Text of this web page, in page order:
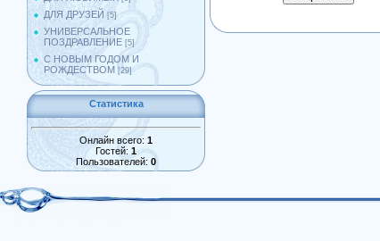
ДЛЯ ДРУЗЕЙ [5]
УНИВЕРСАЛЬНОЕ
ПОЗДРАВЛЕНИЕ [5]
С НОВЫМ ГОДОМ И
РОЖДЕСТВОМ [29]
Статистика
Онлайн всего: 1
Гостей: 1
Пользователей: 0